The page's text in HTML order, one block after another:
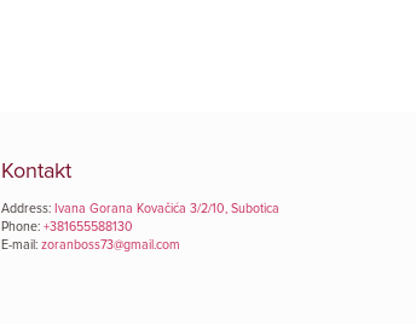
Kontakt
Address: Ivana Gorana Kovačića 3/2/10, Subotica
Phone: +381655588130
E-mail: zoranboss73@gmail.com